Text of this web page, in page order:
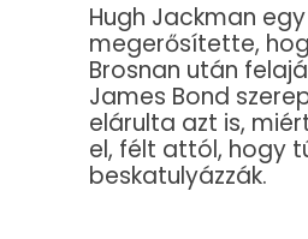
Hugh Jackman
megerősítette,
Brosnan után
James Bond
elárulta azt is,
el, félt attól, hogy
beskatulyázzák.